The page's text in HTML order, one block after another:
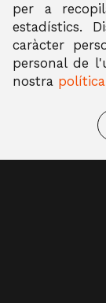
Avís legal
Política de
Política de cookies
per a
estadístics.
caràcter
personal de
nostra